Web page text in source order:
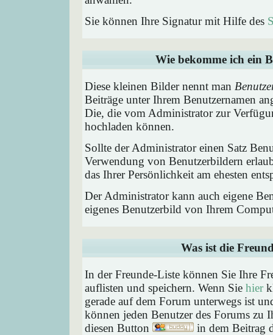
Sie können Ihre Signatur mit Hilfe des
Wie bekomme ich ein
Diese kleinen Bilder nennt man
Beiträge unter Ihrem Benutzernamen
Die, die vom Administrator zur
hochladen können.
Sollte der Administrator einen Satz
Verwendung von Benutzerbildern
das Ihrer Persönlichkeit am ehesten
Der Administrator kann auch eigene
eigenes Benutzerbild von Ihrem
Was ist die
In der Freunde-Liste können Sie Ihre
auflisten und speichern. Wenn Sie hier
gerade auf dem Forum unterwegs ist
können jeden Benutzer des Forums zu
diesen Button
in dem Beitrag